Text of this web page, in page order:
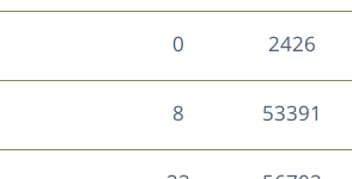
n
s
é
o
n
u
e
s
0R
é
p
o
2426V
u
e
s
8R
é
53391
u